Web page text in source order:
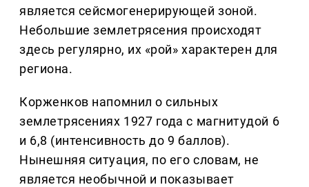
является сейсмогенерирующей зоной.
Небольшие землетрясения происходят
здесь регулярно, их «рой» характерен для
региона.
Корженков напомнил о сильных
землетрясениях 1927 года с магнитудой 6
и 6,8 (интенсивность до 9 баллов).
Нынешняя ситуация, по его словам, не
является необычной и показывает